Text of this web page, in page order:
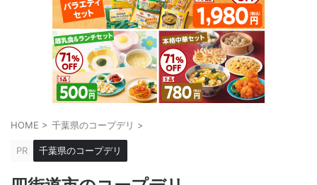
HOME > 千葉県のコープデリ >
PR 千葉県のコープデリ